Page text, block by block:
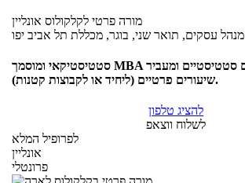
מורה פרטי לקלקולוס אונליין
מנהל עסקים, תואר שני, בוגר, מכללת תל אביב יפו
סטטיסטיקאי ומוסמך MBA מסייע בעיבודים סטטיסטיים ומעביר
שיעורים פרטיים (ליחיד או לקבוצות קטנות).
להציג טלפון
לשלוח ווצאפ
לפרופיל המלא
אונליין
פרונטלי